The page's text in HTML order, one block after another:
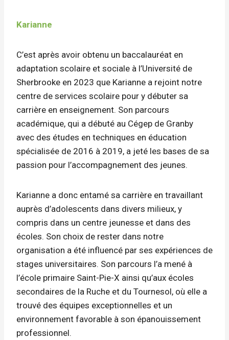
Karianne
C’est après avoir obtenu un baccalauréat en
adaptation scolaire et sociale à l’Université de
Sherbrooke en 2023 que Karianne a rejoint notre
centre de services scolaire pour y débuter sa
carrière en enseignement. Son parcours
académique, qui a débuté au Cégep de Granby
avec des études en techniques en éducation
spécialisée de 2016 à 2019, a jeté les bases de sa
passion pour l’accompagnement des jeunes.
Karianne a donc entamé sa carrière en travaillant
auprès d’adolescents dans divers milieux, y
compris dans un centre jeunesse et dans des
écoles. Son choix de rester dans notre
organisation a été influencé par ses expériences de
stages universitaires. Son parcours l’a mené à
l’école primaire Saint-Pie-X ainsi qu’aux écoles
secondaires de la Ruche et du Tournesol, où elle a
trouvé des équipes exceptionnelles et un
environnement favorable à son épanouissement
professionnel.